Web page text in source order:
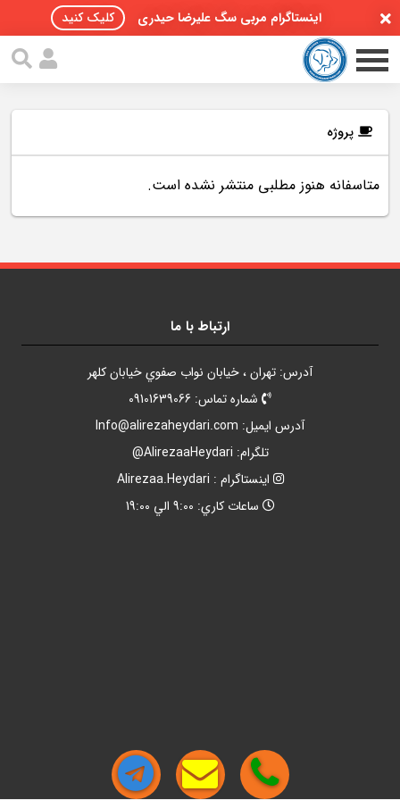
اینستاگرام مربی سگ علیرضا حیدری کلیک کنید
صفحه اصلی
پادکست سگ ها
پروژه
متاسفانه هنوز مطلبی منتشر نشده است.
ارتباط با ما
آدرس: تهران ، خيابان نواب صفوي خيابان کلهر
شماره تماس: 09101639066
آدرس ايميل: Info@alirezaheydari.com
تلگرام: AlirezaaHeydari@
اينستاگرام : Alirezaa.Heydari
ساعات کاري: 9:00 الي 19:00